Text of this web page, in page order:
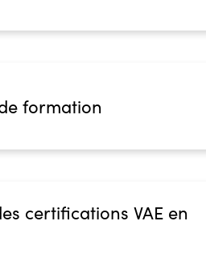
formation
certifications VAE en